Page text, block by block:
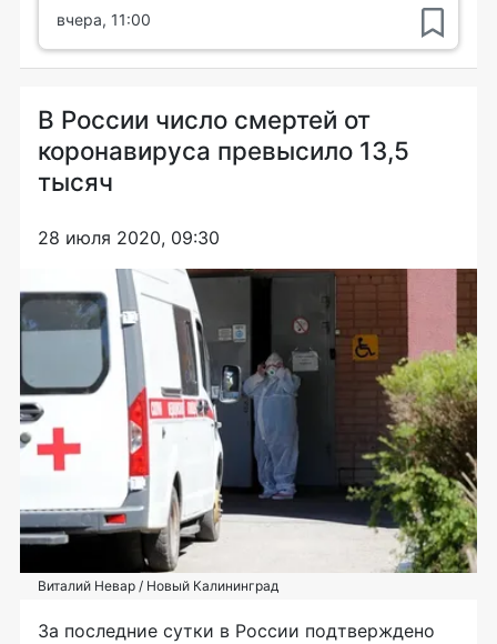
вчера, 11:00
В России число смертей от
коронавируса превысило 13,5
тысяч
28 июля 2020, 09:30
Виталий Невар / Новый Калининград
За последние сутки в России подтверждено